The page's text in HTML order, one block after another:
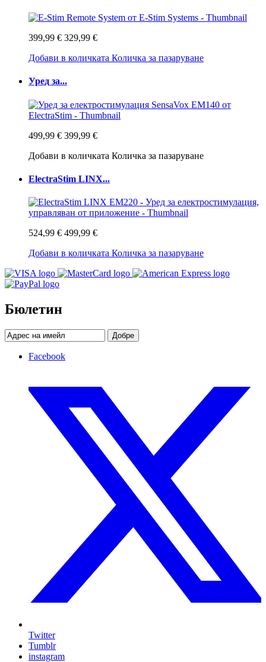
399,99 € 329,99 €
Добави в количката Количка за пазаруване
Уред за...
499,99 € 399,99 €
Добави в количката Количка за пазаруване
ElectraStim LINX...
524,99 € 499,99 €
Добави в количката Количка за пазаруване
Бюлетин
Добре
Facebook
Twitter
Tumblr
instagram